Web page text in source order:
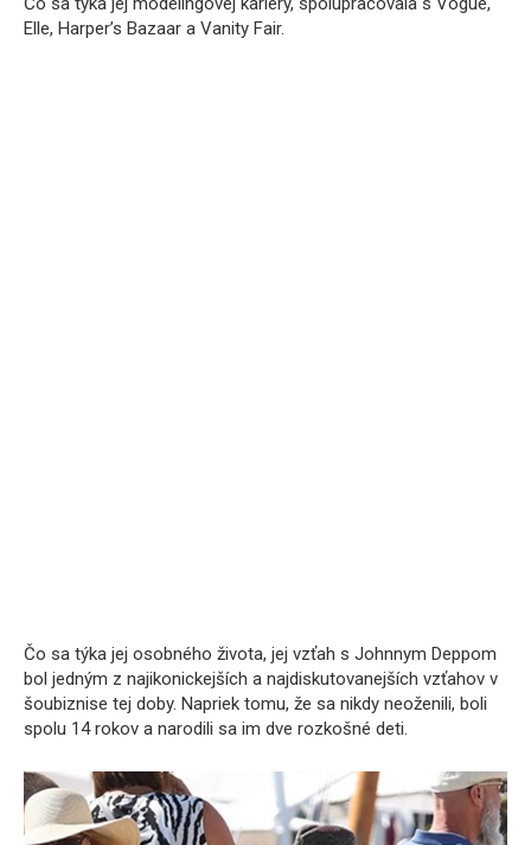
Elle, Harper’s Bazaar a Vanity Fair.
Čo sa týka jej osobného života, jej vzťah s Johnnym Deppom
bol jedným z najikonickejších a najdiskutovanejších vzťahov v
šoubiznise tej doby. Napriek tomu, že sa nikdy neoženili, boli
spolu 14 rokov a narodili sa im dve rozkošné deti.